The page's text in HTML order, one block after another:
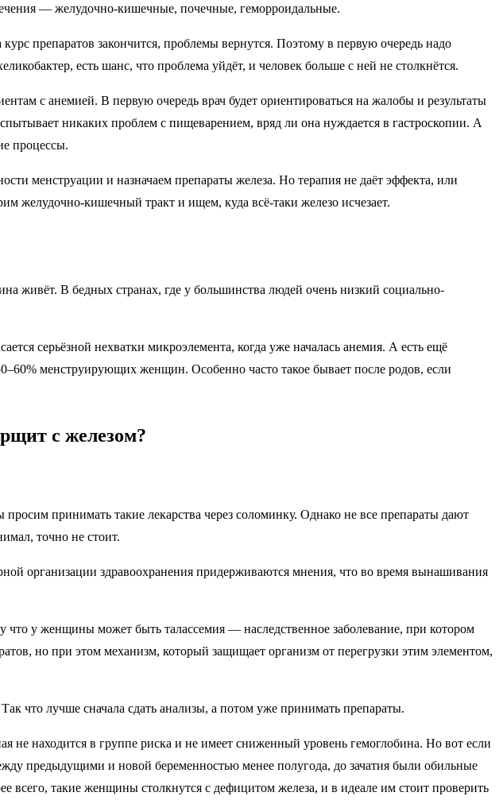
— желудочно-кишечные, почечные, геморроидальные.
препаратов закончится, проблемы вернутся. Поэтому в первую очередь надо
есть шанс, что проблема уйдёт, и человек больше с ней не столкнётся.
с анемией. В первую очередь врач будет ориентироваться на жалобы и результаты
никаких проблем с пищеварением, вряд ли она нуждается в гастроскопии. А
процессы.
менструации и назначаем препараты железа. Но терапия не даёт эффекта, или
желудочно-кишечный тракт и ищем, куда всё-таки железо исчезает.
живёт. В бедных странах, где у большинства людей очень низкий социально-
серьёзной нехватки микроэлемента, когда уже началась анемия. А есть ещё
менструирующих женщин. Особенно часто такое бывает после родов, если
с железом?
принимать такие лекарства через соломинку. Однако не все препараты дают
точно не стоит.
организации здравоохранения придерживаются мнения, что во время вынашивания
что у женщины может быть талассемия — наследственное заболевание, при котором
но при этом механизм, который защищает организм от перегрузки этим элементом,
что лучше сначала сдать анализы, а потом уже принимать препараты.
не находится в группе риска и не имеет сниженный уровень гемоглобина. Но вот если
предыдущими и новой беременностью менее полугода, до зачатия были обильные
всего, такие женщины столкнутся с дефицитом железа, и в идеале им стоит проверить